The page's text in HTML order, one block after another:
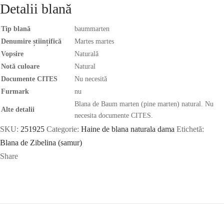
Detalii blană
Tip blană
baummarten
Denumire științifică
Martes martes
Vopsire
Naturală
Notă culoare
Natural
Documente CITES
Nu necesită
Furmark
nu
Alte detalii
Blana de Baum marten (pine marten) natural. Nu
necesita documente CITES.
SKU: 251925 Categorie: Haine de blana naturala dama Etichetă:
Blana de Zibelina (samur)
Share